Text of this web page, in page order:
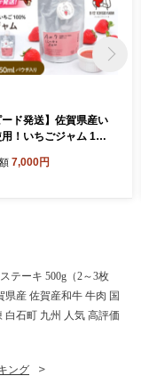
ード発送】佐賀県産い
！いちごジャム 150
ちごジャム イチゴジ
7,000円
テーキ 500g（2～3枚
産 佐賀産和牛 牛肉 国
白石町 九州 人気 高評価
ング